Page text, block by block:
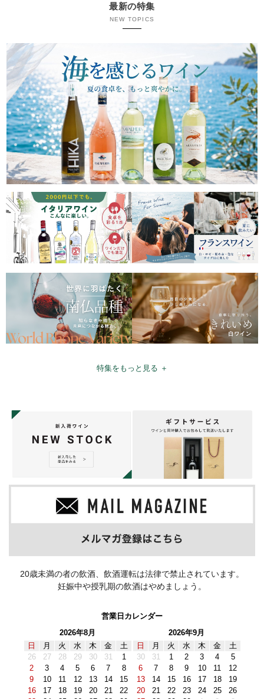
最新の特集
NEW TOPICS
特集をもっと見る ＋
20歳未満の者の飲酒、飲酒運転は法律で禁止されています。
妊娠中や授乳期の飲酒はやめましょう。
営業日カレンダー
2026年8月
日
月 火 水 木 金
土
26
27 28 29 30 31
1
2
3 4 5 6 7
8
9
10 11 12 13 14
15
16
17 18 19 20 21
22
2026年9月
日
月 火 水 木 金
土
30
31 1 2 3 4
5
6
7 8 9 10 11
12
13
14 15 16 17 18
19
20
21 22 23 24 25
26